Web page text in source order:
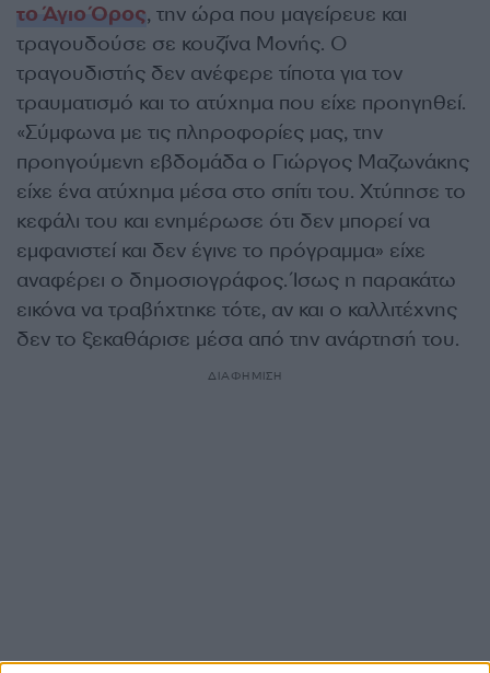
το Άγιο Όρος, την ώρα που μαγείρευε και
τραγουδούσε σε κουζίνα Μονής. Ο
τραγουδιστής δεν ανέφερε τίποτα για τον
τραυματισμό και το ατύχημα που είχε προηγηθεί.
«Σύμφωνα με τις πληροφορίες μας, την
προηγούμενη εβδομάδα ο Γιώργος Μαζωνάκης
είχε ένα ατύχημα μέσα στο σπίτι του. Χτύπησε το
κεφάλι του και ενημέρωσε ότι δεν μπορεί να
εμφανιστεί και δεν έγινε το πρόγραμμα» είχε
αναφέρει ο δημοσιογράφος. Ίσως η παρακάτω
εικόνα να τραβήχτηκε τότε, αν και ο καλλιτέχνης
δεν το ξεκαθάρισε μέσα από την ανάρτησή του.
ΔΙΑΦΗΜΙΣΗ